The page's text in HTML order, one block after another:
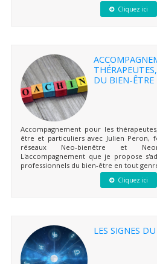
Cliquez ici
DU BIEN-ÊTRE
Accompagnement pour les
être et particuliers avec Julien Peron,
réseaux Neo-bienêtre et
L'accompagnement que je propose
professionnels du bien-être en tout
Cliquez ici
LES SIGNES